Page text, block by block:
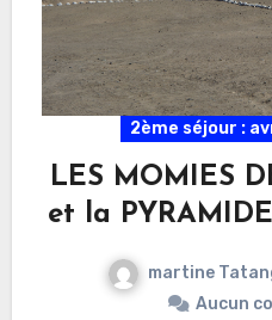
2ème séjour :
LES MOMIES
et la
martine
Aucun